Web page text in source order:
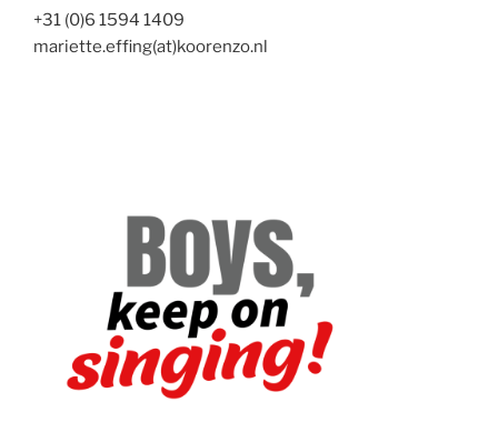
+31 (0)6 1594 1409
mariette.effing(at)koorenzo.nl